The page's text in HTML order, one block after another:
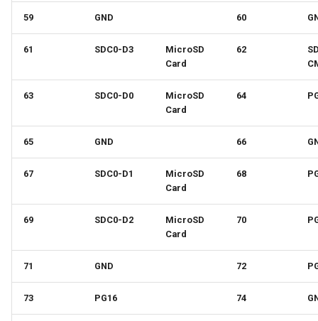
59 GND 60
61 SDC0-D3
MicroSD
Card
62
63 SDC0-D0
MicroSD
Card
64
65 GND 66
67 SDC0-D1
MicroSD
Card
68
69 SDC0-D2
MicroSD
Card
70
71 GND 72
73 PG16 74